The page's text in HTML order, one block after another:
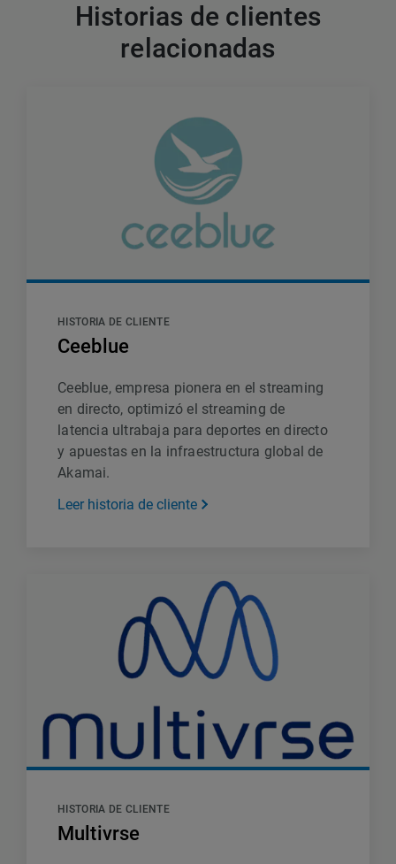
Historias de clientes
relacionadas
HISTORIA DE CLIENTE
Ceeblue
Ceeblue, empresa pionera en el streaming
en directo, optimizó el streaming de
latencia ultrabaja para deportes en directo
y apuestas en la infraestructura global de
Akamai.
Leer historia de cliente
HISTORIA DE CLIENTE
Multivrse